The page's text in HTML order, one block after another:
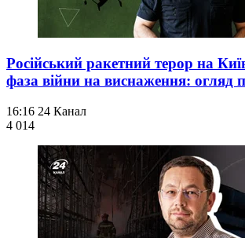
Російський ракетний терор на
фаза війни на виснаження: огляд
16:16 24 Канал
4 014